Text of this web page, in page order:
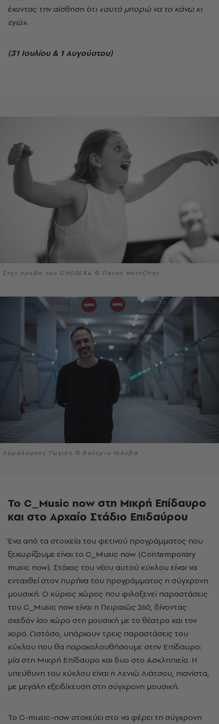
έχοντας την αίσθηση ότι «αυτό μπορώ να το κάνω κι
εγώ».
(31 Ιουλίου & 1 Αυγούστου)
Στην πρόβα του CHOREKA © Πάνος Μεντζίνης
Χαράλαμπος Γωγιός © Βαλέρια Ισάεβα
To C_Music now στη Μικρή Επίδαυρο
και στο Αρχαίο Στάδιο Επιδαύρου
Ένα από τα στοιχεία του φετινού προγράμματος που
ξεχωρίζουμε είναι το C_Music now (Contemporary
music now). Στόχος του νέου αυτού κύκλου είναι να
ενταχθεί στον πυρήνα του προγράμματος η σύγχρονη
μουσική. Ο κύριος χώρος που φιλοξενεί παραστάσεις
του C_Music now είναι η Πειραιώς 260, δίνοντας
σχεδόν ίσο χώρο στη μουσική με το θέατρο και τον
χορό. Ωστόσο, υπάρχουν τρεις παραστάσεις του
κύκλου που θα παρακολουθήσουμε στην Επίδαυρο:
μία στη Μικρή Επίδαυρο και δυο στο Ασκληπιείο. Η
υπεύθυνη του κύκλου είναι η Λενιώ Λιάτσου, πιανίστα,
με μεγάλη εξειδίκευση στη σύγχρονη μουσική.
Το C-music-now στοχεύει στο να φέρει τη σύγχρονη